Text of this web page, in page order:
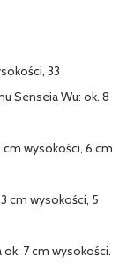
33
Senseia Wu: ok. 8
cm wysokości, 6 cm
cm wysokości, 5
ok. 7 cm wysokości.